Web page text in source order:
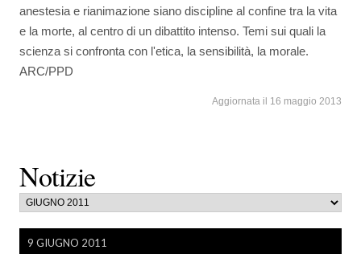
Notizie
9 GIUGNO 2011
anestesia e rianimazione siano discipline al confine tra la vita
e la morte, al centro di un dibattito intenso. Temi sui quali la
scienza si confronta con l'etica, la sensibilità, la morale.
ARC/PPD
Aggiornata il 16 maggio 2013